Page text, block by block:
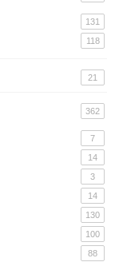
131
118
21
362
7
14
3
14
130
100
88